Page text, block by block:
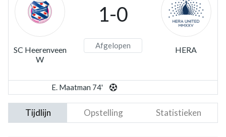
SC Heerenveen
W
1-0
Afgelopen HERA
E. Maatman 74'
Tijdlijn Opstelling Statistieken